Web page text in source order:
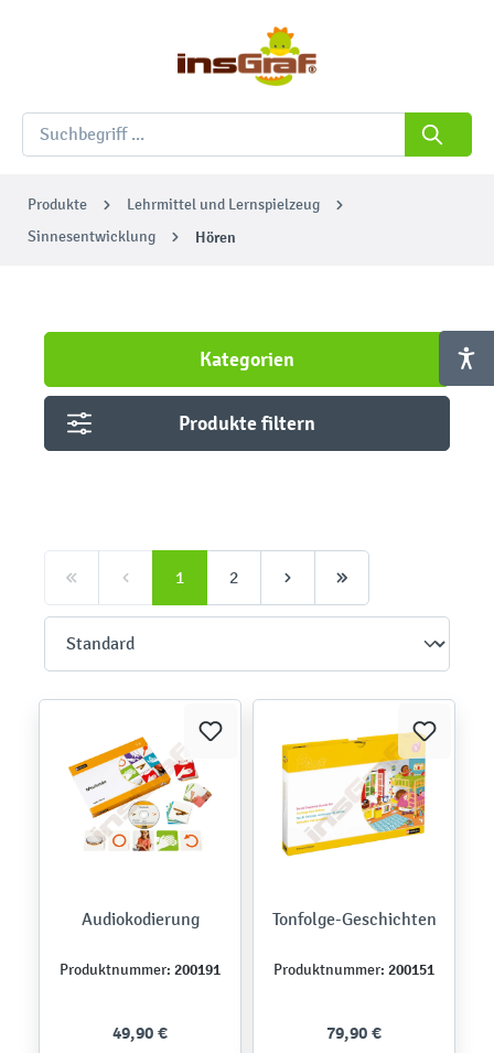
Produkte
Lehrmittel und Lernspielzeug
Sinnesentwicklung
Hören
Kategorien
Produkte filtern
1 2
Audiokodierung
Produktnummer: 200191
49,90 €
Tonfolge-Geschichten
Produktnummer: 200151
79,90 €